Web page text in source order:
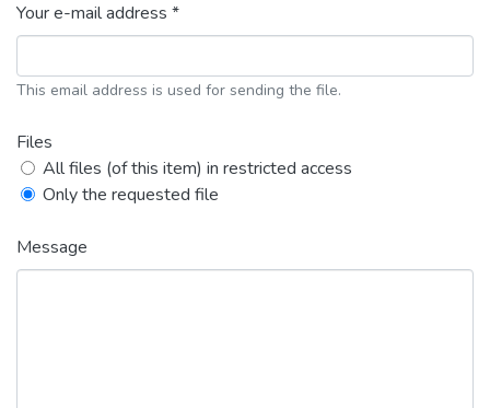
Your e-mail address *
This email address is used for sending the file.
Files
All files (of this item) in restricted access
Only the requested file
Message